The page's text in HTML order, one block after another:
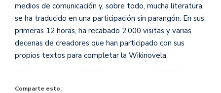
medios de comunicación y, sobre todo, mucha literatura,
se ha traducido en una participación sin parangón. En sus
primeras 12 horas, ha recabado 2.000 visitas y varias
decenas de creadores que han participado con sus
propios textos para completar la Wikinovela.
Comparte esto: